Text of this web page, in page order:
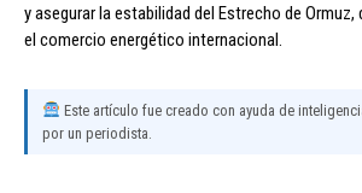
y asegurar la estabilidad del Estrecho de Ormuz,
el comercio energético internacional.
Este artículo fue creado con ayuda de
por un periodista.